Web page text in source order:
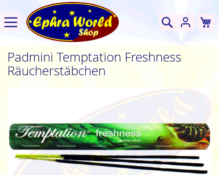
Suche
Padmini Temptation Freshness
Räucherstäbchen
Bildgalerie
springen